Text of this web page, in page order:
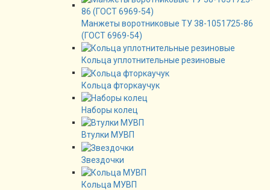
Манжеты воротниковые ТУ 38-1051725-86
(ГОСТ 6969-54)
Кольца уплотнительные резиновые
Кольца фторкаучук
Наборы колец
Втулки МУВП
Звездочки
Кольца МУВП